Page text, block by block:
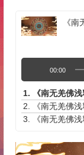
《
音
放
器
00:00
1. 《南无羌佛
2.
《南无羌佛
3.
《南无羌佛